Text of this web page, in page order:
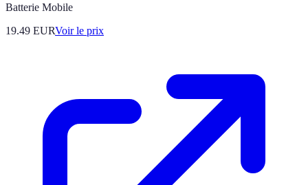
Batterie Mobile
19.49 EURVoir le prix